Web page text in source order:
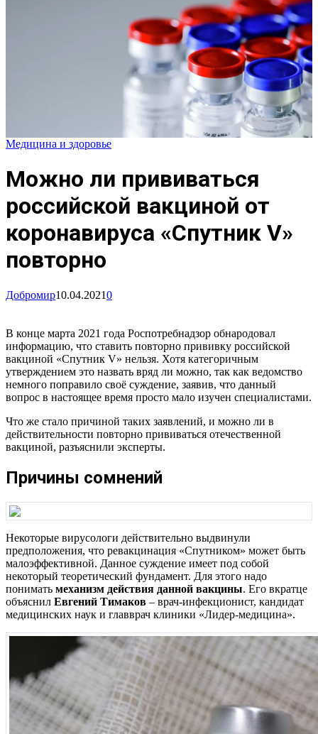
Медицина и здоровье
Можно ли прививаться
российской вакциной от
коронавируса «Спутник V»
повторно
Добромир10.04.20210
В конце марта 2021 года Роспотребнадзор обнародовал
информацию, что ставить повторно прививку российской
вакциной «Спутник V» нельзя. Хотя категоричным
утверждением это назвать вряд ли можно, так как ведомство
немного поправило своё суждение, заявив, что данный
вопрос в настоящее время просто мало изучен специалистами.
Что же стало причиной таких заявлений, и можно ли в
действительности повторно прививаться отечественной
вакциной, разъяснили эксперты.
Причины сомнений
Некоторые вирусологи действительно выдвинули
предположения, что ревакцинация «Спутником» может быть
малоэффективной. Данное суждение имеет под собой
некоторый теоретический фундамент. Для этого надо
понимать механизм действия данной вакцины. Его вкратце
объяснил Евгений Тимаков – врач-инфекционист, кандидат
медицинских наук и главврач клиники «Лидер-медицина».